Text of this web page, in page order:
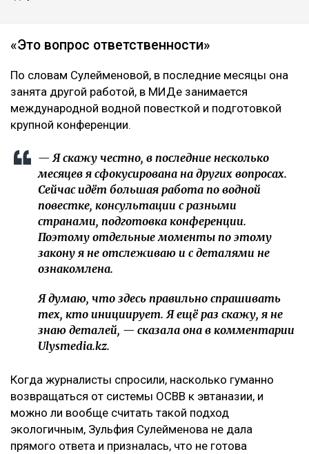
«Это вопрос ответственности»
По словам Сулейменовой, в последние месяцы она
занята другой работой, в МИДе занимается
международной водной повесткой и подготовкой
крупной конференции.
— Я скажу честно, в последние несколько
месяцев я сфокусирована на других вопросах.
Сейчас идёт большая работа по водной
повестке, консультации с разными
странами, подготовка конференции.
Поэтому отдельные моменты по этому
закону я не отслеживаю и с деталями не
ознакомлена.
Я думаю, что здесь правильно спрашивать
тех, кто инициирует. Я ещё раз скажу, я не
знаю деталей, — сказала она в комментарии
Ulysmedia.kz.
Когда журналисты спросили, насколько гуманно
возвращаться от системы ОСВВ к эвтаназии, и
можно ли вообще считать такой подход
экологичным, Зульфия Сулейменова не дала
прямого ответа и призналась, что не готова